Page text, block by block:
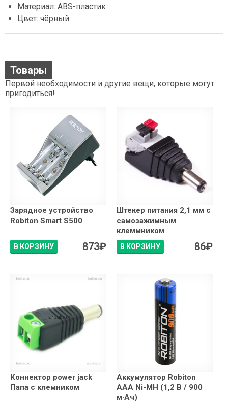
Материал: ABS-пластик
Цвет: чёрный
Товары
Первой необходимости и другие вещи, которые могут
пригодиться!
Зарядное устройство
Robiton Smart S500
В КОРЗИНУ 873₽
Штекер питания 2,1 мм с
самозажимным
клеммником
В КОРЗИНУ 86₽
Коннектор power jack
Папа с клемником
Аккумулятор Robiton
AAA Ni-MH (1,2 В / 900
м·Ач)